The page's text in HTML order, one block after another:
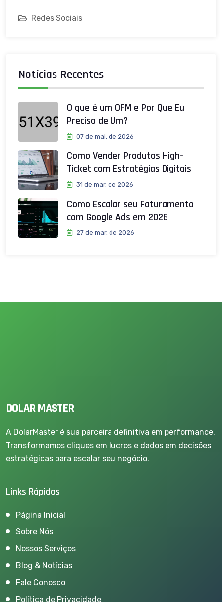
Redes Sociais
Notícias Recentes
O que é um OFM e Por Que Eu
Preciso de Um?
07 de mai. de 2026
Como Vender Produtos High-
Ticket com Estratégias Digitais
31 de mar. de 2026
Como Escalar seu Faturamento
com Google Ads em 2026
27 de mar. de 2026
DOLAR MASTER
A DolarMaster é sua parceira definitiva em performance.
Transformamos cliques em lucros e dados em decisões
estratégicas para escalar seu negócio.
Links Rápidos
Página Inicial
Sobre Nós
Nossos Serviços
Blog & Notícias
Fale Conosco
Política de Privacidade